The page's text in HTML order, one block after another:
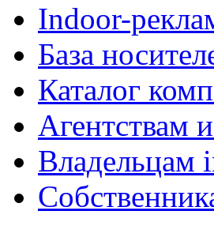
Indoor-
База
Каталог
Агентствам
Владельцам